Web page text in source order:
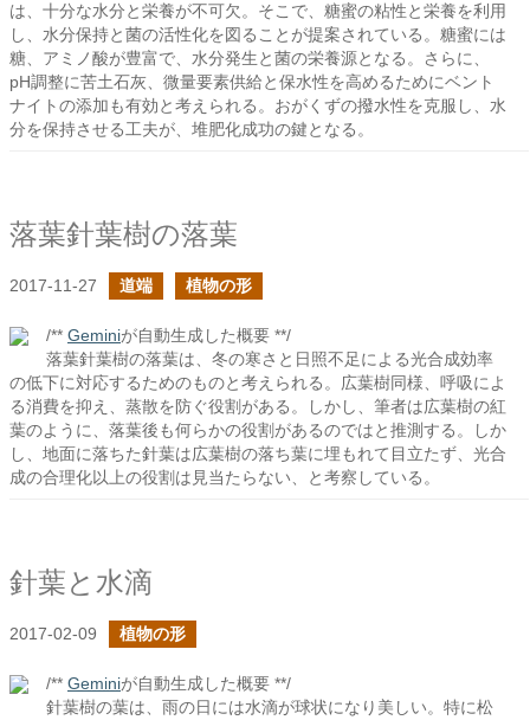
は、十分な水分と栄養が不可欠。そこで、糖蜜の粘性と栄養を利用
し、水分保持と菌の活性化を図ることが提案されている。糖蜜には
糖、アミノ酸が豊富で、水分発生と菌の栄養源となる。さらに、
pH調整に苦土石灰、微量要素供給と保水性を高めるためにベント
ナイトの添加も有効と考えられる。おがくずの撥水性を克服し、水
分を保持させる工夫が、堆肥化成功の鍵となる。
落葉針葉樹の落葉
2017-11-27 道端 植物の形
/** Geminiが自動生成した概要 **/
落葉針葉樹の落葉は、冬の寒さと日照不足による光合成効率
の低下に対応するためのものと考えられる。広葉樹同様、呼吸によ
る消費を抑え、蒸散を防ぐ役割がある。しかし、筆者は広葉樹の紅
葉のように、落葉後も何らかの役割があるのではと推測する。しか
し、地面に落ちた針葉は広葉樹の落ち葉に埋もれて目立たず、光合
成の合理化以上の役割は見当たらない、と考察している。
針葉と水滴
2017-02-09 植物の形
/** Geminiが自動生成した概要 **/
針葉樹の葉は、雨の日には水滴が球状になり美しい。特に松